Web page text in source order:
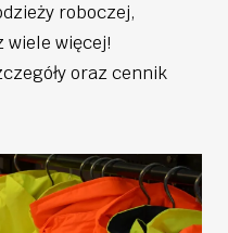
roboczej,
wiele więcej!
oraz cennik